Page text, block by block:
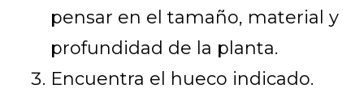
pensar en el tamaño, material y
profundidad de la planta.
Encuentra el hueco indicado.